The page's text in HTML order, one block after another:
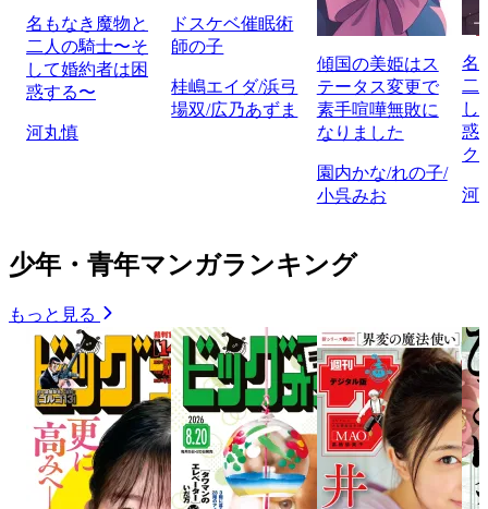
名もなき魔物と
二人の騎士〜そ
して婚約者は困
惑する〜
河丸慎
ドスケベ催眠術
師の子
桂嶋エイダ/浜弓
場双/広乃あずま
傾国の美姫はス
テータス変更で
素手喧嘩無敗に
なりました
園内かな/れの子/
小呉みお
名
二
し
惑
ク
河
少年・青年マンガランキング
もっと見る